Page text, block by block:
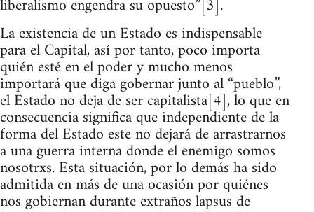
liberalismo engendra su opuesto”[3].
La existencia de un Estado es indispensable
para el Capital, así por tanto, poco importa
quién esté en el poder y mucho menos
importará que diga gobernar junto al “pueblo”,
el Estado no deja de ser capitalista[4], lo que en
consecuencia significa que independiente de la
forma del Estado este no dejará de arrastrarnos
a una guerra interna donde el enemigo somos
nosotrxs. Esta situación, por lo demás ha sido
admitida en más de una ocasión por quiénes
nos gobiernan durante extraños lapsus de